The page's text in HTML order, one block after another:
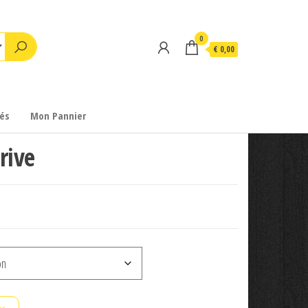
0
€ 0,00
Mon Pannier